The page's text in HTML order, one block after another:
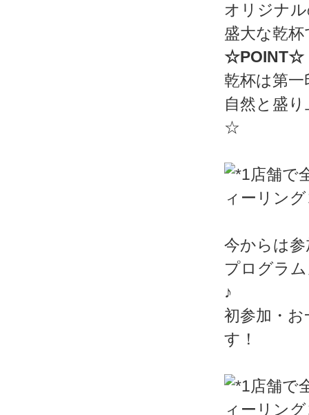
オリジナ
盛大な乾
☆POINT☆
乾杯は第
自然と盛
☆
今からは
プログラ
♪
初参加・
す！